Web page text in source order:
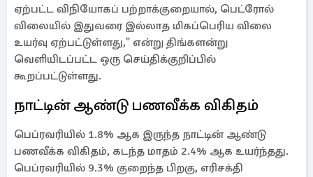
ஏற்பட்ட விநியோகப் பற்றாக்குறையால், பெட்ரோல்
விலையில் இதுவரை இல்லாத மிகப்பெரிய விலை
உயர்வு ஏற்பட்டுள்ளது," என்று திங்களன்று
வெளியிடப்பட்ட ஒரு செய்திக்குறிப்பில்
கூறப்பட்டுள்ளது.
நாட்டின் ஆண்டு பணவீக்க விகிதம்
பெப்ரவரியில் 1.8% ஆக இருந்த நாட்டின் ஆண்டு
பணவீக்க விகிதம், கடந்த மாதம் 2.4% ஆக உயர்ந்தது.
பெப்ரவரியில் 9.3% குறைந்த பிறகு, எரிசக்தி